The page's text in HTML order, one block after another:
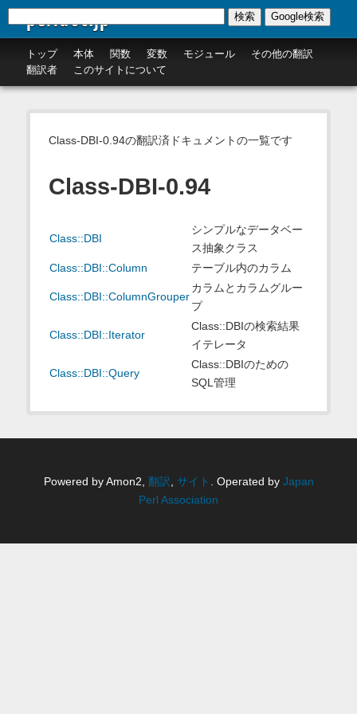
perldoc.jp
トップ 本体 関数 変数 モジュール
その他の翻訳
翻訳者
このサイトについて
検索 Google検索
Class-DBI-0.94の翻訳済ドキュメントの一覧です
Class-DBI-0.94
Class::DBI
シンプルなデータベー
ス抽象クラス
Class::DBI::Column
テーブル内のカラム
Class::DBI::ColumnGrouper
カラムとカラムグルー
プ
Class::DBI::Iterator
Class::DBIの検索結果
イテレータ
Class::DBI::Query
Class::DBIのための
SQL管理
Powered by Amon2, 翻訳 サイト . Operated by Japan
Perl Association